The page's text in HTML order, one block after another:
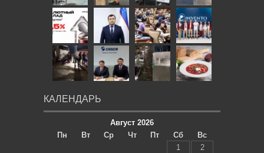
КАЛЕНДАРЬ
Август 2026
Пн
Вт Ср Чт Пт Сб
Вс
1
2